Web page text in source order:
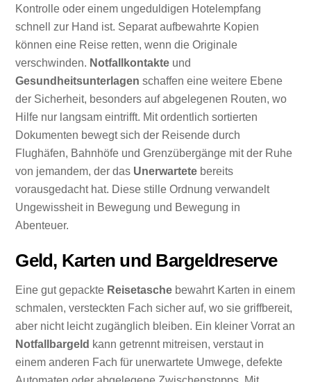
Kontrolle oder einem ungeduldigen Hotelempfang
schnell zur Hand ist. Separat aufbewahrte Kopien
können eine Reise retten, wenn die Originale
verschwinden. Notfallkontakte und
Gesundheitsunterlagen schaffen eine weitere Ebene
der Sicherheit, besonders auf abgelegenen Routen, wo
Hilfe nur langsam eintrifft. Mit ordentlich sortierten
Dokumenten bewegt sich der Reisende durch
Flughäfen, Bahnhöfe und Grenzübergänge mit der Ruhe
von jemandem, der das Unerwartete bereits
vorausgedacht hat. Diese stille Ordnung verwandelt
Ungewissheit in Bewegung und Bewegung in
Abenteuer.
Geld, Karten und Bargeldreserve
Eine gut gepackte Reisetasche bewahrt Karten in einem
schmalen, versteckten Fach sicher auf, wo sie griffbereit,
aber nicht leicht zugänglich bleiben. Ein kleiner Vorrat an
Notfallbargeld kann getrennt mitreisen, verstaut in
einem anderen Fach für unerwartete Umwege, defekte